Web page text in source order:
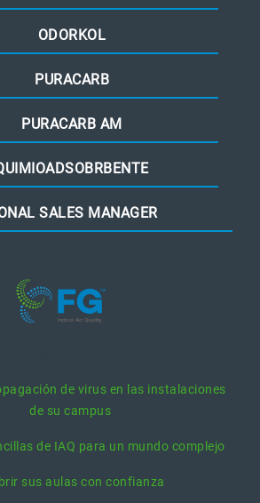
ODORKOL
PURACARB
PURACARB AM
SALES MANAGER
de virus en las instalaciones
de su campus
de IAQ para un mundo complejo
sus aulas con confianza